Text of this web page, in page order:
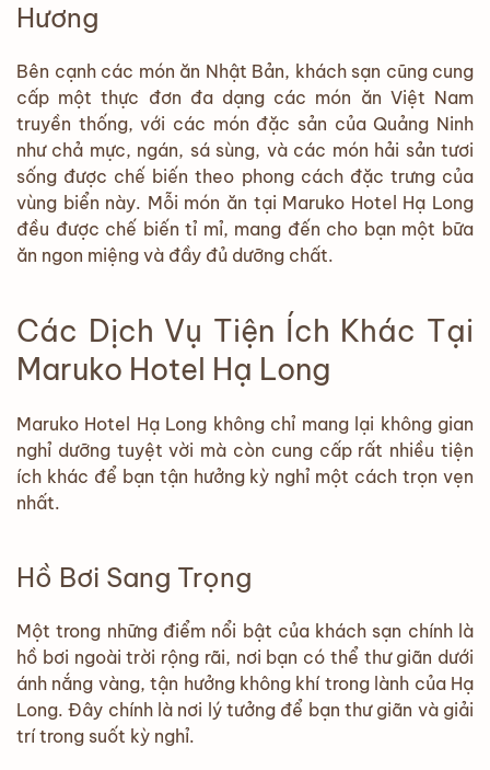
Hương
Bên cạnh các món ăn Nhật Bản, khách sạn cũng cung
cấp một thực đơn đa dạng các món ăn Việt Nam
truyền thống, với các món đặc sản của Quảng Ninh
như chả mực, ngán, sá sùng, và các món hải sản tươi
sống được chế biến theo phong cách đặc trưng của
vùng biển này. Mỗi món ăn tại Maruko Hotel Hạ Long
đều được chế biến tỉ mỉ, mang đến cho bạn một bữa
ăn ngon miệng và đầy đủ dưỡng chất.
Các Dịch Vụ Tiện Ích Khác Tại
Maruko Hotel Hạ Long
Maruko Hotel Hạ Long không chỉ mang lại không gian
nghỉ dưỡng tuyệt vời mà còn cung cấp rất nhiều tiện
ích khác để bạn tận hưởng kỳ nghỉ một cách trọn vẹn
nhất.
Hồ Bơi Sang Trọng
Một trong những điểm nổi bật của khách sạn chính là
hồ bơi ngoài trời rộng rãi, nơi bạn có thể thư giãn dưới
ánh nắng vàng, tận hưởng không khí trong lành của Hạ
Long. Đây chính là nơi lý tưởng để bạn thư giãn và giải
trí trong suốt kỳ nghỉ.